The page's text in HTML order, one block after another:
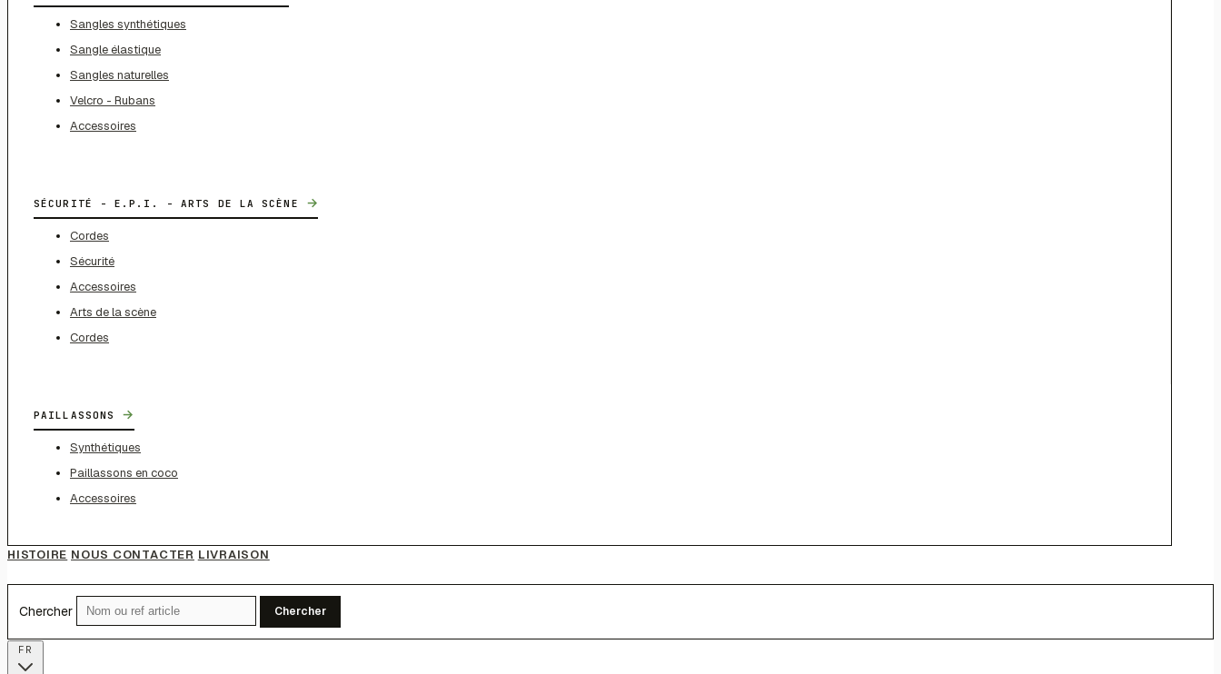
Sangles synthétiques
Sangle élastique
Sangles naturelles
Velcro - Rubans
Accessoires
SÉCURITÉ - E.P.I. - ARTS DE LA SCÈNE →
Cordes
Sécurité
Accessoires
Arts de la scène
Cordes
PAILLASSONS →
Synthétiques
Paillassons en coco
Accessoires
HISTOIRE NOUS CONTACTER LIVRAISON
Chercher Chercher